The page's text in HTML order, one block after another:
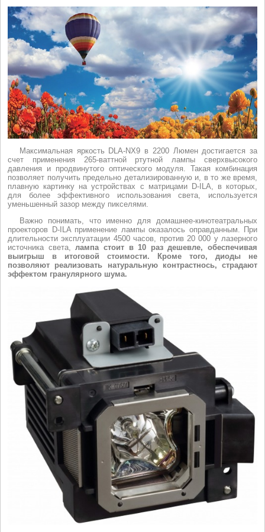
Максимальная яркость DLA-NX9 в 2200 Люмен достигается за
счет применения 265-ваттной ртутной лампы сверхвысокого
давления и продвинутого оптического модуля. Такая комбинация
позволяет получить предельно детализированную и, в то же время,
плавную картинку на устройствах с матрицами D-ILA, в которых,
для более эффективного использования света, используется
уменьшенный зазор между пикселями.
Важно понимать, что именно для домашнее-кинотеатральных
проекторов D-ILA применение лампы оказалось оправданным. При
длительности эксплуатации 4500 часов, против 20 000 у лазерного
источника света,лампа стоит в 10 раз дешевле, обеспечивая
выигрыш в итоговой стоимости. Кроме того, диоды не
позволяют реализовать натуральную контрастнось, страдают
эффектом гранулярного шума.